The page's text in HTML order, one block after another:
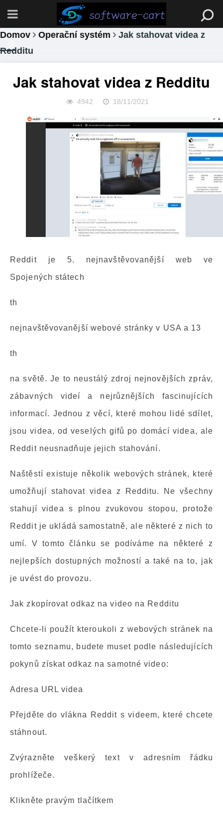
Domov Operační systém
Jak stahovat videa z
Redditu
Jak stahovat videa z Redditu
4942 18/11/2021
Reddit je 5. nejnavštěvovanější web ve
Spojených státech
th
nejnavštěvovanější webové stránky v USA a 13
th
na světě. Je to neustálý zdroj nejnovějších zpráv,
zábavných videí a nejrůznějších fascinujících
informací. Jednou z věcí, které mohou lidé sdílet,
jsou videa, od veselých gifů po domácí videa, ale
Reddit neusnadňuje jejich stahování.
Naštěstí existuje několik webových stránek, které
umožňují stahovat videa z Redditu. Ne všechny
stahují videa s plnou zvukovou stopou, protože
Reddit je ukládá samostatně, ale některé z nich to
umí. V tomto článku se podíváme na některé z
nejlepších dostupných možností a také na to, jak
je uvést do provozu.
Jak zkopírovat odkaz na video na Redditu
Chcete-li použít kteroukoli z webových stránek na
tomto seznamu, budete muset podle následujících
pokynů získat odkaz na samotné video:
Adresa URL videa
Přejděte do vlákna Reddit s videem, které chcete
stáhnout.
Zvýrazněte veškerý text v adresním řádku
prohlížeče.
Klikněte pravým tlačítkem